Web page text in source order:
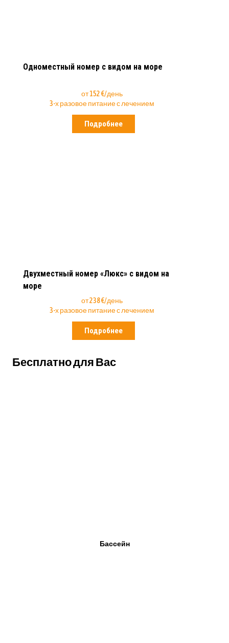
Одноместный номер с видом на море
от 152 €/день
3-х разовое питание с лечением
Подробнее
Двухместный номер «Люкс» с видом на
море
от 238 €/день
3-х разовое питание с лечением
Подробнее
Бесплатно для Вас
Бассейн